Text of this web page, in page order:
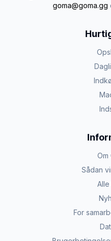
goma@goma.gg
Om
Sådan
For